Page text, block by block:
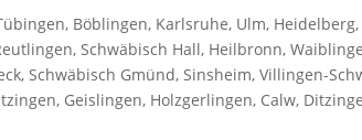
Böblingen, Karlsruhe, Ulm,
Schwäbisch Hall, Heilbronn,
Schwäbisch Gmünd, Sinsheim, Villingen-
Geislingen, Holzgerlingen, Calw,